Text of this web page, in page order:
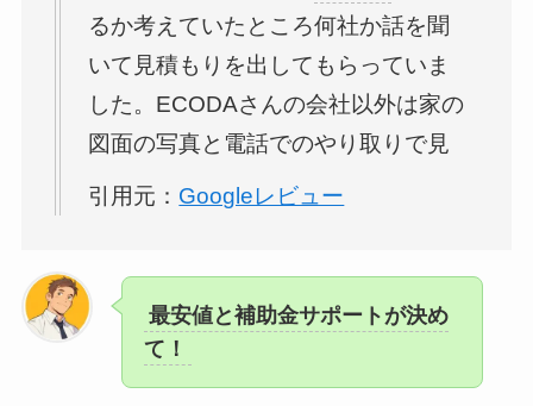
るか考えていたところ何社か話を聞
いて見積もりを出してもらっていま
した。ECODAさんの会社以外は家の
図面の写真と電話でのやり取りで見
積もりを出して終わりでしたが
電量を見た上で 今までの電気使用量
と合わせて考えても パネルを増やす
より
引用元： Googleレビュー
最安値と補助金サポートが決め
て！